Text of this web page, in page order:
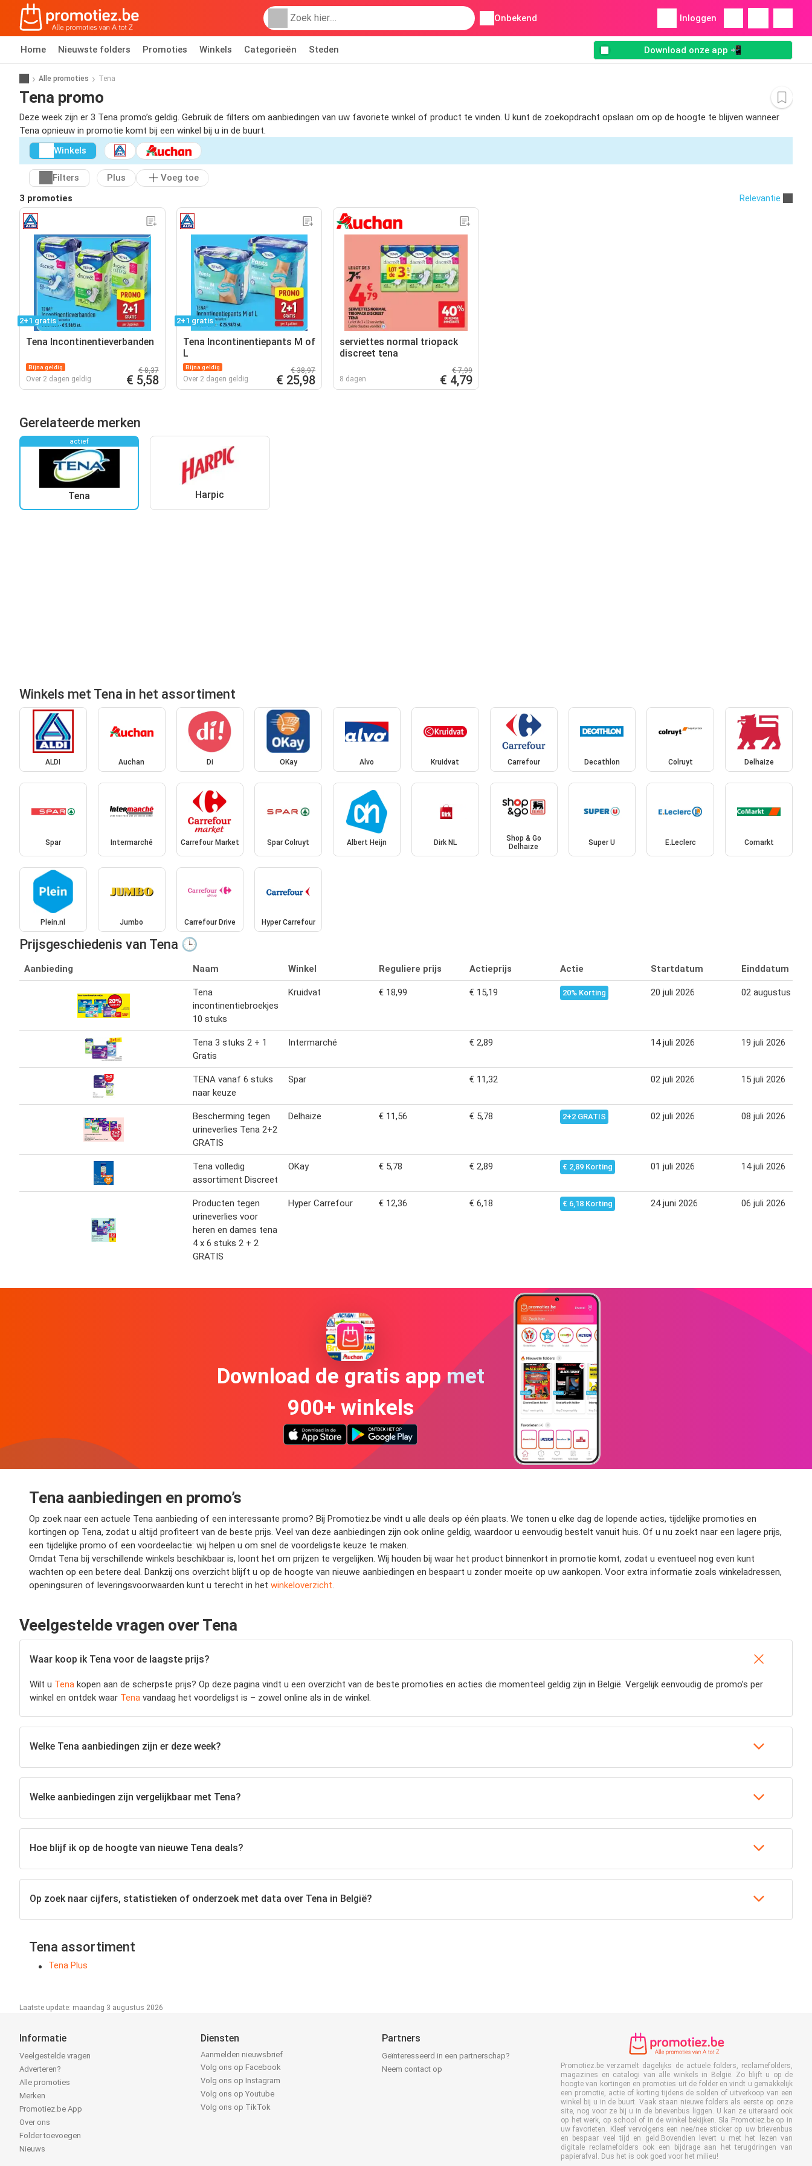
Onbekend Inloggen
Home Nieuwste folders Promoties Winkels Categorieën Steden Download onze app 📲
Alle promoties Tena
Tena promo
Deze week zijn er 3 Tena promo’s geldig. Gebruik de filters om aanbiedingen van uw favoriete winkel of product te vinden. U kunt de zoekopdracht opslaan om op de hoogte te blijven wanneer
Tena opnieuw in promotie komt bij een winkel bij u in de buurt.
Winkels
Filters Plus
Voeg toe
3 promoties
Relevantie
2+1 gratis
Tena Incontinentieverbanden
Bijna geldig
Over 2 dagen geldig
€ 8,37
€ 5,58
2+1 gratis
Tena Incontinentiepants M of
L
Bijna geldig
Over 2 dagen geldig
€ 38,97
€ 25,98
serviettes normal triopack
discreet tena
8 dagen
€ 7,99
€ 4,79
Gerelateerde merken
actief
Tena Harpic
Winkels met Tena in het assortiment
ALDI Auchan Di OKay Alvo Kruidvat Carrefour Decathlon Colruyt Delhaize
Spar Intermarché Carrefour Market Spar Colruyt Albert Heijn Dirk NL
Shop & Go
Delhaize
Super U E.Leclerc Comarkt
Plein.nl Jumbo Carrefour Drive Hyper Carrefour
Prijsgeschiedenis van Tena 🕒
Aanbieding Naam Winkel Reguliere prijs Actieprijs Actie Startdatum Einddatum
Tena
incontinentiebroekjes
10 stuks
Kruidvat € 18,99 € 15,19 20% Korting 20 juli 2026 02 augustus 2026
Tena 3 stuks 2 + 1
Gratis
Intermarché € 2,89 14 juli 2026 19 juli 2026
TENA vanaf 6 stuks
naar keuze
Spar € 11,32 02 juli 2026 15 juli 2026
Bescherming tegen
urineverlies Tena 2+2
GRATIS
Delhaize € 11,56 € 5,78 2+2 GRATIS 02 juli 2026 08 juli 2026
Tena volledig
assortiment Discreet
OKay € 5,78 € 2,89 € 2,89 Korting 01 juli 2026 14 juli 2026
Producten tegen
urineverlies voor
heren en dames tena
4 x 6 stuks 2 + 2
GRATIS
Hyper Carrefour € 12,36 € 6,18 € 6,18 Korting 24 juni 2026 06 juli 2026
Download de gratis app met
900+ winkels
Tena aanbiedingen en promo’s
Op zoek naar een actuele Tena aanbieding of een interessante promo? Bij Promotiez.be vindt u alle deals op één plaats. We tonen u elke dag de lopende acties, tijdelijke promoties en
kortingen op Tena, zodat u altijd profiteert van de beste prijs. Veel van deze aanbiedingen zijn ook online geldig, waardoor u eenvoudig bestelt vanuit huis. Of u nu zoekt naar een lagere prijs,
een tijdelijke promo of een voordeelactie: wij helpen u om snel de voordeligste keuze te maken.
Omdat Tena bij verschillende winkels beschikbaar is, loont het om prijzen te vergelijken. Wij houden bij waar het product binnenkort in promotie komt, zodat u eventueel nog even kunt
wachten op een betere deal. Dankzij ons overzicht blijft u op de hoogte van nieuwe aanbiedingen en bespaart u zonder moeite op uw aankopen. Voor extra informatie zoals winkeladressen,
openingsuren of leveringsvoorwaarden kunt u terecht in het winkeloverzicht.
Veelgestelde vragen over Tena
Waar koop ik Tena voor de laagste prijs?
Wilt u Tena kopen aan de scherpste prijs? Op deze pagina vindt u een overzicht van de beste promoties en acties die momenteel geldig zijn in België. Vergelijk eenvoudig de promo’s per
winkel en ontdek waar Tena vandaag het voordeligst is – zowel online als in de winkel.
Welke Tena aanbiedingen zijn er deze week?
Welke aanbiedingen zijn vergelijkbaar met Tena?
Hoe blijf ik op de hoogte van nieuwe Tena deals?
Op zoek naar cijfers, statistieken of onderzoek met data over Tena in België?
Tena assortiment
Tena Plus
Laatste update: maandag 3 augustus 2026
Informatie
Veelgestelde vragen
Adverteren?
Alle promoties
Merken
Promotiez.be App
Over ons
Folder toevoegen
Nieuws
Diensten
Aanmelden nieuwsbrief
Volg ons op Facebook
Volg ons op Instagram
Volg ons op Youtube
Volg ons op TikTok
Partners
Geïnteresseerd in een partnerschap?
Neem contact op
Promotiez.be verzamelt dagelijks de actuele folders, reclamefolders,
magazines en catalogi van alle winkels in België. Zo blijft u op de
hoogte van kortingen en promoties uit de folder en vindt u gemakkelijk
een promotie, actie of korting tijdens de solden of uitverkoop van een
winkel bij u in de buurt. Vaak staan nieuwe folders als eerste op onze
site, nog voor ze bij u in de brievenbus liggen. U kan ze uiteraard ook
op het werk, op school of in de winkel bekijken. Sla Promotiez.be op in
uw favorieten. Kleef vervolgens een nee/nee sticker op uw brievenbus
en bespaar veel tijd en geld.Bovendien levert u met het lezen van
digitale reclamefolders ook een bijdrage aan het terugdringen van
papierafval. Dus het is ook goed voor het milieu!